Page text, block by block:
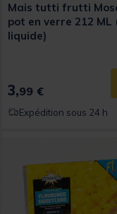
Mais tutti frutti
pot en verre 212 ML
liquide)
3,99 €
Expédition sous 24 h